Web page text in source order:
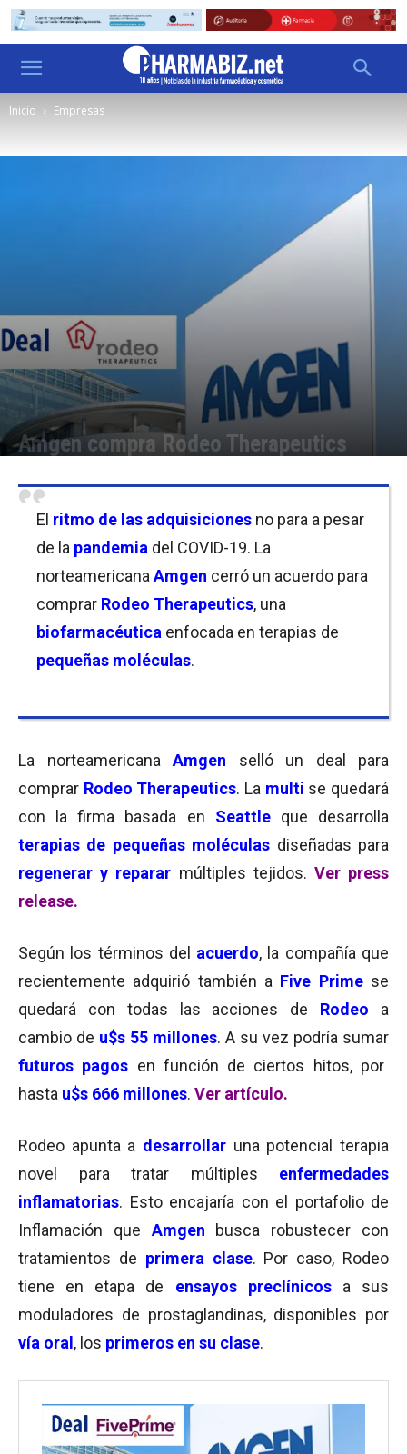
Inicio Empresas
Amgen compra Rodeo Therapeutics
El ritmo de las adquisiciones no para a pesar
de la pandemia del COVID-19. La
norteamericana Amgen cerró un acuerdo para
comprar Rodeo Therapeutics, una
biofarmacéutica enfocada en terapias de
pequeñas moléculas.
La norteamericana Amgen selló un deal para
comprar Rodeo Therapeutics. La multi se quedará
con la firma basada en Seattleque desarrolla
terapias de pequeñas moléculas diseñadas para
regenerar y reparar múltiples tejidos. Ver press
release.
Según los términos del acuerdo, la compañía que
recientemente adquirió también a Five Primese
quedará con todas las acciones de Rodeo a
cambio de u$s 55 millones. A su vez podría sumar
futuros pagos en función de ciertos hitos, por
hasta u$s 666 millones. Ver artículo.
Rodeo apunta a desarrollar una potencial terapia
novel para tratar múltiples enfermedades
inflamatorias. Esto encajaría con el portafolio de
Inflamación que Amgen busca robustecer con
tratamientos de primera clase. Por caso, Rodeo
tiene en etapa de ensayos preclínicosa sus
moduladores de prostaglandinas, disponibles por
vía oral , los primeros en su clase.